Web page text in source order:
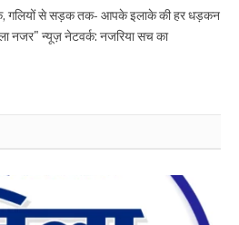
गलियों से सड़क तक- आपके इलाके की हर धड़कन
नजर" न्यूज़ नेटवर्क: नजरिया सच का